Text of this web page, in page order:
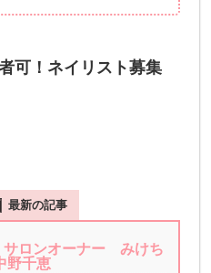
可！ネイリスト募集
最新の記事
ロンオーナー みけち
野千恵